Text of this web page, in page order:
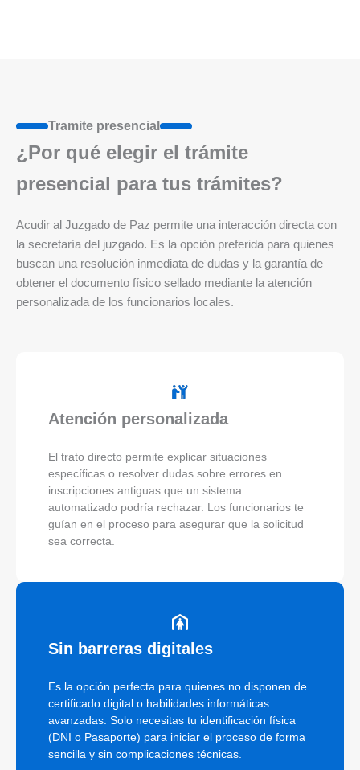
Tramite presencial
¿Por qué elegir el trámite
presencial para tus trámites?
Acudir al Juzgado de Paz permite una interacción directa con
la secretaría del juzgado. Es la opción preferida para quienes
buscan una resolución inmediata de dudas y la garantía de
obtener el documento físico sellado mediante la atención
personalizada de los funcionarios locales.
Atención personalizada
El trato directo permite explicar situaciones
específicas o resolver dudas sobre errores en
inscripciones antiguas que un sistema
automatizado podría rechazar. Los funcionarios te
guían en el proceso para asegurar que la solicitud
sea correcta.
Sin barreras digitales
Es la opción perfecta para quienes no disponen de
certificado digital o habilidades informáticas
avanzadas. Solo necesitas tu identificación física
(DNI o Pasaporte) para iniciar el proceso de forma
sencilla y sin complicaciones técnicas.